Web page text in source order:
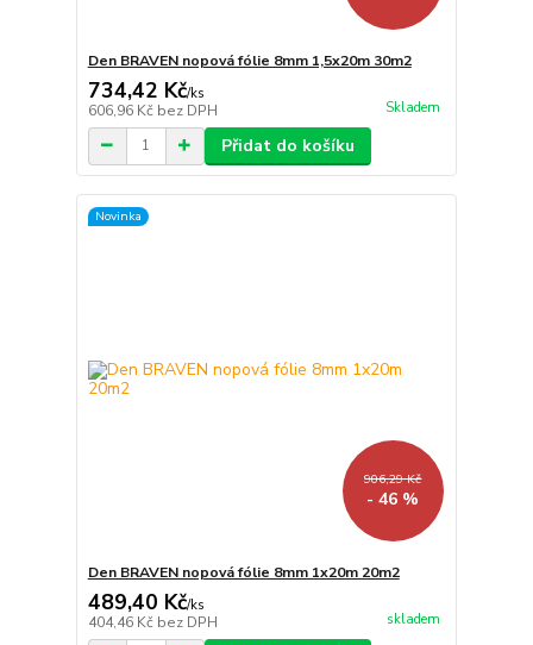
Den BRAVEN nopová fólie 8mm 1,5x20m 30m2
734,42 Kč/ks
606,96 Kč bez DPH Skladem
Přidat do košíku
Novinka
906,29 Kč
- 46 %
Den BRAVEN nopová fólie 8mm 1x20m 20m2
489,40 Kč/ks
404,46 Kč bez DPH skladem